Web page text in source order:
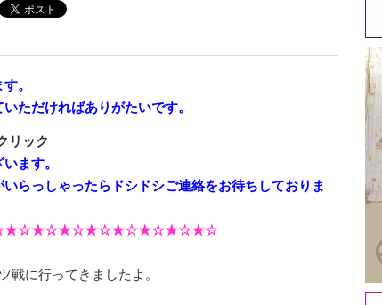
。
いただければありがたいです。
ック
ます。
らっしゃったらドシドシご連絡をお待ちしておりま
戦に行ってきましたよ。